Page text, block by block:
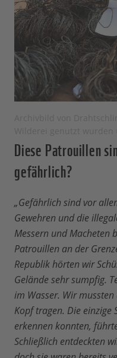
Diese Patrouillen
gefährlich?
„Gefährlich sind vor
Gewehren und die
Messern und Macheten
Patrouillen an der
Republik hörten wir
Gelände sehr sumpfig.
im Wasser. Wir
Kopf tragen. Die einzige
erkennen konnten,
Schließlich entdeckten